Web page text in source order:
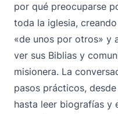
por qué preocuparse
toda la iglesia,
«de unos por otros» y
ver sus Biblias y
misionera. La
pasos prácticos,
hasta leer biografías y